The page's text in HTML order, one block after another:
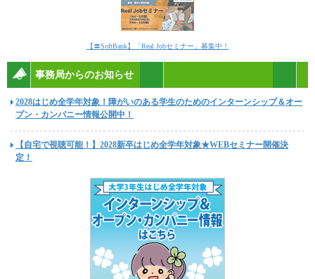
【〓SoftBank】「Real Jobセミナー」募集中！
事務局からのお知らせ
2028はじめ全学年対象！障がいのある学生のためのインターンシップ＆オー
プン・カンパニー情報公開中！
【自宅で視聴可能！】2028新卒はじめ全学年対象★WEBセミナー開催決
定！